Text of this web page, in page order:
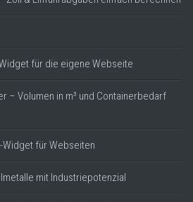
für die eigene Webseite
– Volumen in m³ und Containerbedarf
Widget für Webseiten
mit Industriepotenzial